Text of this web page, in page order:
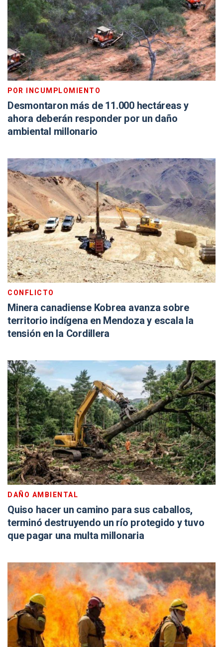
POR INCUMPLOMIENTO
Desmontaron más de 11.000 hectáreas y
ahora deberán responder por un daño
ambiental millonario
CONFLICTO
Minera canadiense Kobrea avanza sobre
territorio indígena en Mendoza y escala la
tensión en la Cordillera
DAÑO AMBIENTAL
Quiso hacer un camino para sus caballos,
terminó destruyendo un río protegido y tuvo
que pagar una multa millonaria